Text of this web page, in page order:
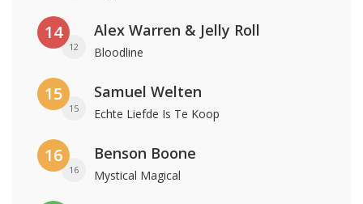
14
12
Alex Warren & Jelly Roll
Bloodline
15
15
Samuel Welten
Echte Liefde Is Te Koop
16
16
Benson Boone
Mystical Magical